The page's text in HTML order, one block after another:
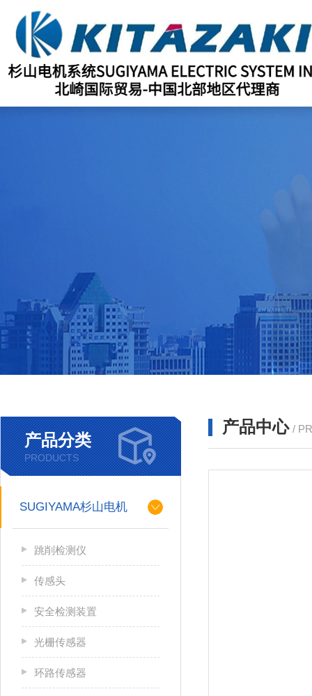
产品分类
PRODUCTS
SUGIYAMA杉山电机
跳削检测仪
传感头
安全检测装置
光栅传感器
环路传感器
产品中心 /